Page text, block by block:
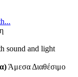
sound and light
Άμεσα Διαθέσιμο